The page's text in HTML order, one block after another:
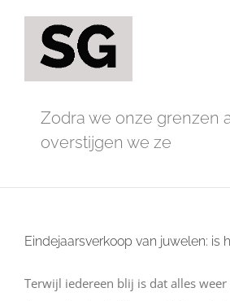
Zodra we onze grenzen
overstijgen we ze
Eindejaarsverkoop van juwelen: is
Terwijl iedereen blij is dat alles